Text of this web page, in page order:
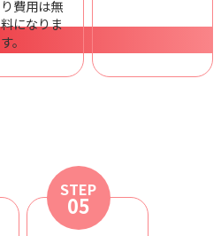
り費用は無
料になりま
す。
STEP
05